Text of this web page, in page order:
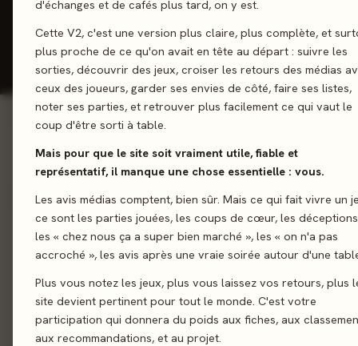
d'échanges et de cafés plus tard, on y est.
Cette V2, c'est une version plus claire, plus complète, et
plus proche de ce qu'on avait en tête au départ : suivre les
sorties, découvrir des jeux, croiser les retours des médias
ceux des joueurs, garder ses envies de côté, faire ses listes,
noter ses parties, et retrouver plus facilement ce qui vaut le
coup d'être sorti à table.
Mais pour que le site soit vraiment utile, fiable et
représentatif, il manque une chose essentielle : vous.
Les avis médias comptent, bien sûr. Mais ce qui fait vivre un
ce sont les parties jouées, les coups de cœur, les
les « chez nous ça a super bien marché », les « on n'a pas
accroché », les avis après une vraie soirée autour d'une
Plus vous notez les jeux, plus vous laissez vos retours, plus
site devient pertinent pour tout le monde. C'est votre
participation qui donnera du poids aux fiches, aux
aux recommandations, et au projet.
Statistiques
Ma
collection
Badges
objectifs
📋
Listes
0 jeux joués 9 avis donnés
Série de connexion1 jour🔥
CLASSEMENT GÉNÉRAL
#32/ 952
Top3%de la communauté.
Classement d'après ton
nombre d'avis publiés
ACCORD AVEC LA PRESSE
91%
Tu notescomme la presse